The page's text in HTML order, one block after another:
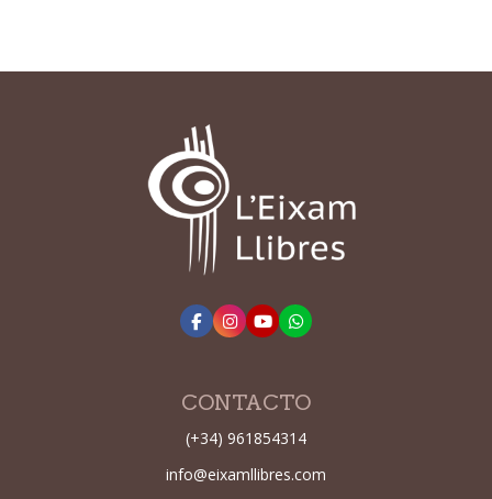
CONTACTO
(+34) 961854314
info@eixamllibres.com